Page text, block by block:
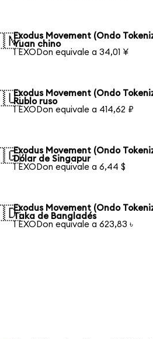
Exodus Movement (Ondo
Yuan chino
1 EXODon equivale a 34,01 ¥
Exodus Movement (Ondo
Rublo ruso
1 EXODon equivale a 414,62 ₽
Exodus Movement (Ondo
Dólar de Singapur
1 EXODon equivale a 6,44 $
Exodus Movement (Ondo
Taka de Bangladés
1 EXODon equivale a 623,83 ৳